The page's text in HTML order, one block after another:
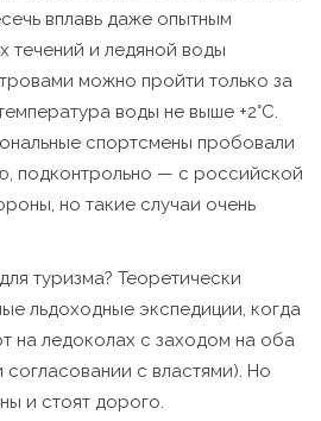
вплавь даже опытным
течений и ледяной воды
можно пройти только за
воды не выше +2°C.
спортсмены пробовали
подконтрольно — с российской
но такие случаи очень
туризма? Теоретически
льдоходные экспедиции, когда
на ледоколах с заходом на оба
с властями). Но
и стоят дорого.